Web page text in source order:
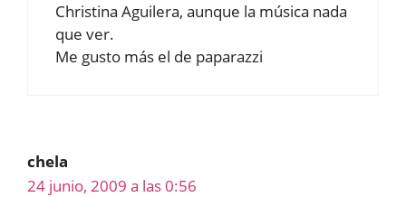
Christina Aguilera, aunque la música nada
que ver.
Me gusto más el de paparazzi
chela
24 junio, 2009 a las 0:56